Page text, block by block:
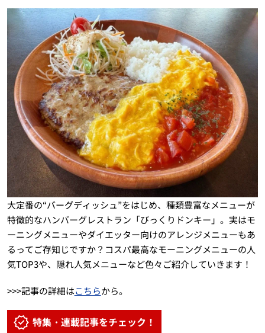
大定番の“バーグディッシュ”をはじめ、種類豊富なメニューが
特徴的なハンバーグレストラン「びっくりドンキー」。実はモ
ーニングメニューやダイエッター向けのアレンジメニューもあ
るってご存知じですか？コスパ最高なモーニングメニューの人
気TOP3や、隠れ人気メニューなど色々ご紹介していきます！
>>>記事の詳細はこちらから。
特集・連載記事をチェック！